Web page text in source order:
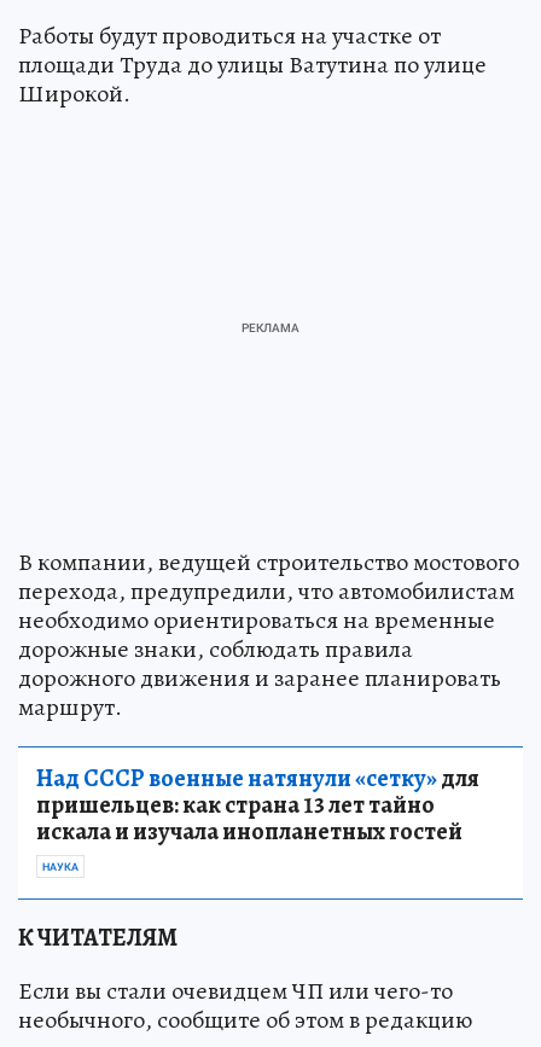
Работы будут проводиться на участке от
площади Труда до улицы Ватутина по улице
Широкой.
В компании, ведущей строительство мостового
перехода, предупредили, что автомобилистам
необходимо ориентироваться на временные
дорожные знаки, соблюдать правила
дорожного движения и заранее планировать
маршрут.
Над СССР военные натянули «сетку»для
пришельцев: как страна 13 лет тайно
искала и изучала инопланетных гостей
НАУКА
К ЧИТАТЕЛЯМ
Если вы стали очевидцем ЧП или чего-то
необычного, сообщите об этом в редакцию